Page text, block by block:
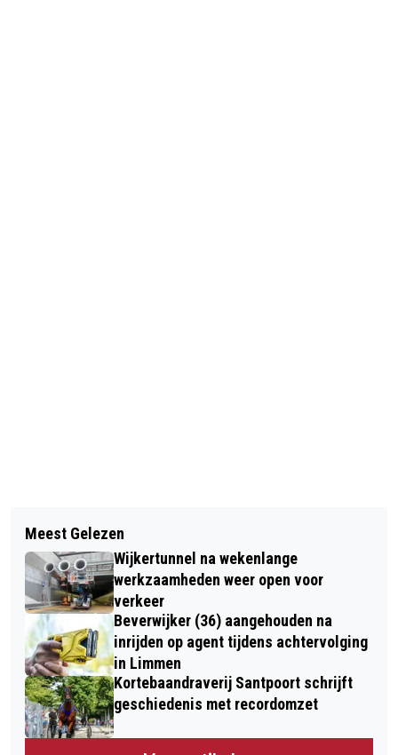
VERONICA… HÉT STATION WAAR
MUZIEK IN ZAT!
VERMISTE EN GEVONDEN DIEREN
Meest Gelezen
Wijkertunnel na wekenlange
werkzaamheden weer open voor
verkeer
Beverwijker (36) aangehouden na
inrijden op agent tijdens achtervolging
in Limmen
Kortebaandraverij Santpoort schrijft
geschiedenis met recordomzet